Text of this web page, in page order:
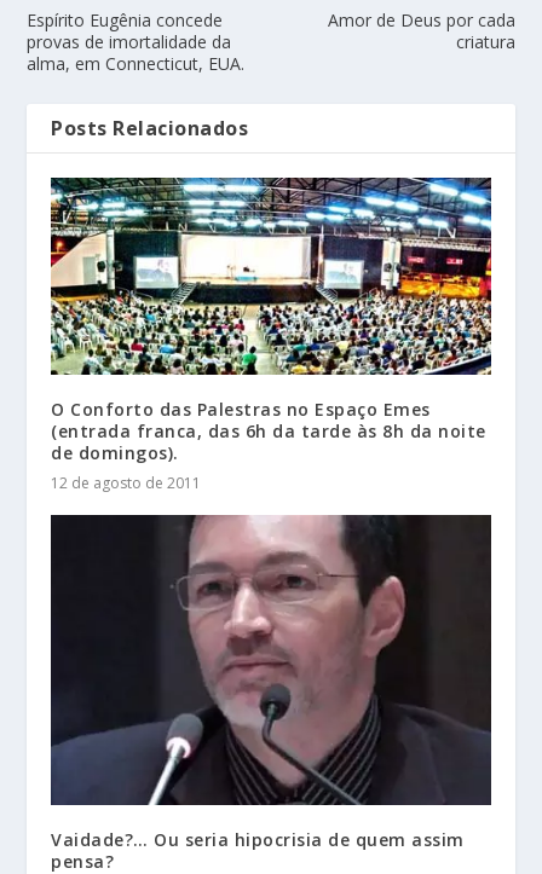
Espírito Eugênia concede
provas de imortalidade da
alma, em Connecticut, EUA.
Amor de Deus por cada
criatura
Posts Relacionados
O Conforto das Palestras no Espaço Emes
(entrada franca, das 6h da tarde às 8h da noite
de domingos).
12 de agosto de 2011
Vaidade?… Ou seria hipocrisia de quem assim
pensa?